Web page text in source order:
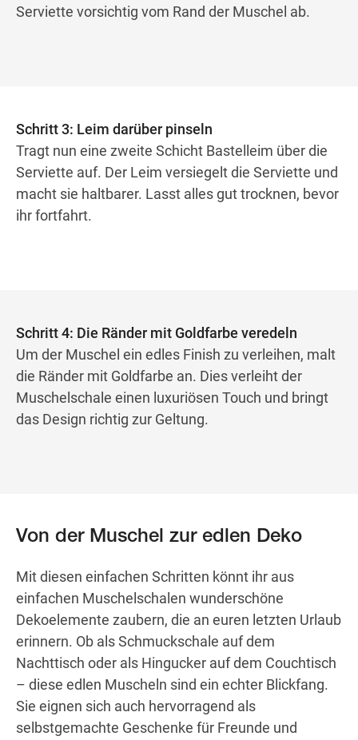
Serviette vorsichtig vom Rand der Muschel ab.
Schritt 3: Leim darüber pinseln
Tragt nun eine zweite Schicht Bastelleim über die
Serviette auf. Der Leim versiegelt die Serviette und
macht sie haltbarer. Lasst alles gut trocknen, bevor
ihr fortfahrt.
Schritt 4: Die Ränder mit Goldfarbe veredeln
Um der Muschel ein edles Finish zu verleihen, malt
die Ränder mit Goldfarbe an. Dies verleiht der
Muschelschale einen luxuriösen Touch und bringt
das Design richtig zur Geltung.
Von der Muschel zur edlen Deko
Mit diesen einfachen Schritten könnt ihr aus
einfachen Muschelschalen wunderschöne
Dekoelemente zaubern, die an euren letzten Urlaub
erinnern. Ob als Schmuckschale auf dem
Nachttisch oder als Hingucker auf dem Couchtisch
– diese edlen Muscheln sind ein echter Blickfang.
Sie eignen sich auch hervorragend als
selbstgemachte Geschenke für Freunde und